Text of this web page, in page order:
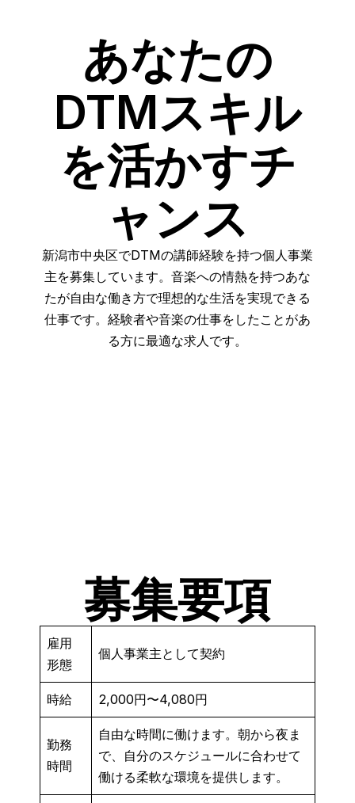
あなたの
DTMスキル
を活かすチ
ャンス
新潟市中央区でDTMの講師経験を持つ個人事業
主を募集しています。音楽への情熱を持つあな
たが自由な働き方で理想的な生活を実現できる
仕事です。経験者や音楽の仕事をしたことがあ
る方に最適な求人です。
募集要項
雇用
形態
個人事業主として契約
時給 2,000円〜4,080円
勤務
時間
自由な時間に働けます。朝から夜ま
で、自分のスケジュールに合わせて
働ける柔軟な環境を提供します。